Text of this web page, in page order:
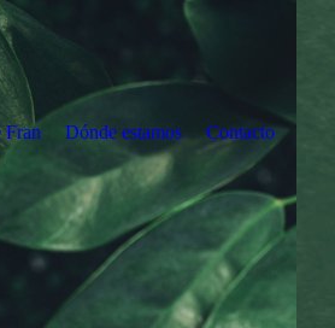
Fran Dónde estamos Contacto